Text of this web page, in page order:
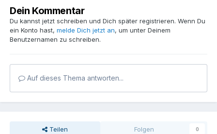
Dein Kommentar
Du kannst jetzt schreiben und Dich später registrieren. Wenn Du
ein Konto hast, melde Dich jetzt an, um unter Deinem
Benutzernamen zu schreiben.
Auf dieses Thema antworten...
Teilen Folgen 0